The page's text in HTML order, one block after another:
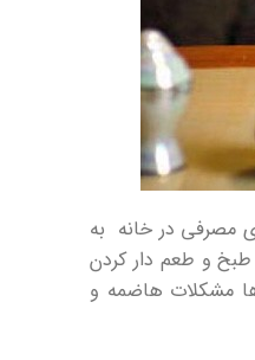
مصرفی در خانه به
طبخ و طعم دار کردن
مشکلات هاضمه و